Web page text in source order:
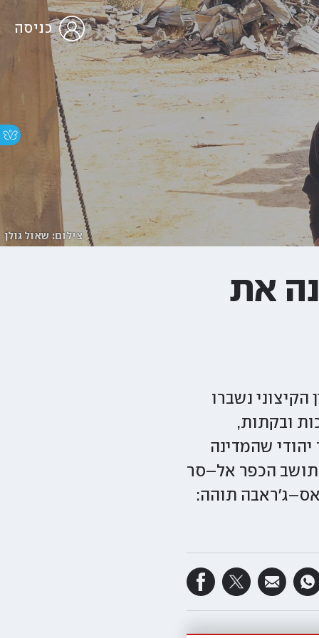
כניסה
צילום: שאול גולן
את
הקיצוני נשברו
סוכות ובקתות,
שהמדינה
תושב הכפר אל–סר
לסערה "ביירון" | ופרג' הוואשלה בן ה–90 מראס–ג'ראבה תוהה: